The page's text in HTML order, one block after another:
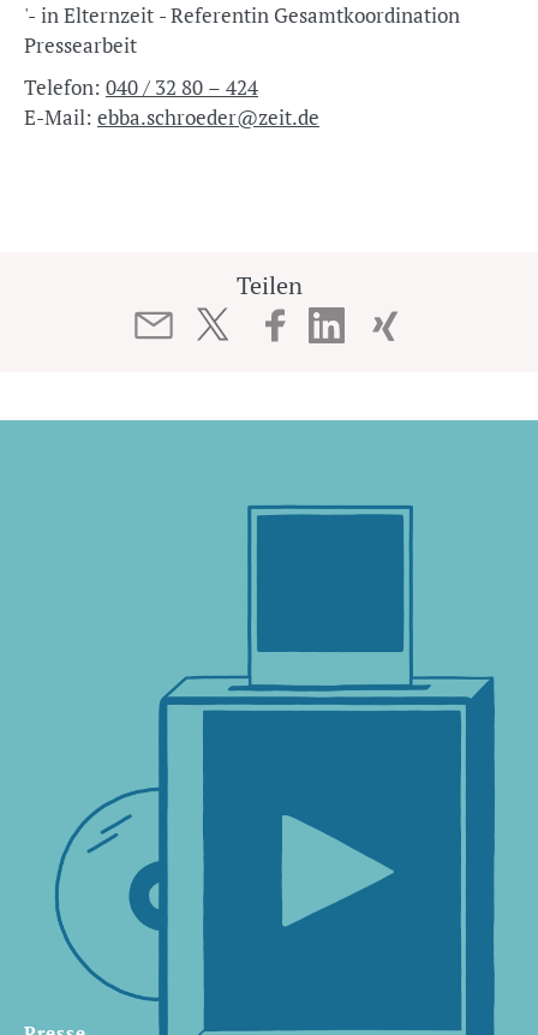
'- in Elternzeit - Referentin Gesamtkoordination
Pressearbeit
Telefon: 040 / 32 80 – 424
E-Mail: ebba.schroeder@zeit.de
Teilen